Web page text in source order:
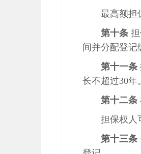
最高额担
第十条担
间并分配登记
第十一条
长不超过30年。
第十二条
担保权人
第十三条